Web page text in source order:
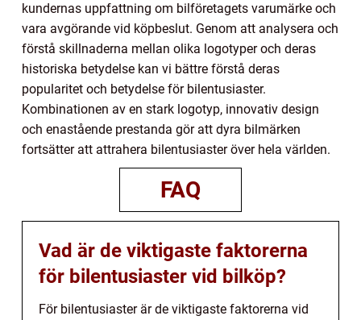
kundernas uppfattning om bilföretagets varumärke och
vara avgörande vid köpbeslut. Genom att analysera och
förstå skillnaderna mellan olika logotyper och deras
historiska betydelse kan vi bättre förstå deras
popularitet och betydelse för bilentusiaster.
Kombinationen av en stark logotyp, innovativ design
och enastående prestanda gör att dyra bilmärken
fortsätter att attrahera bilentusiaster över hela världen.
FAQ
Vad är de viktigaste faktorerna
för bilentusiaster vid bilköp?
För bilentusiaster är de viktigaste faktorerna vid